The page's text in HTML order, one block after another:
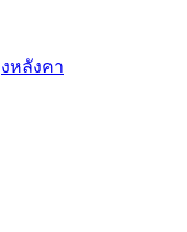
หลังคา